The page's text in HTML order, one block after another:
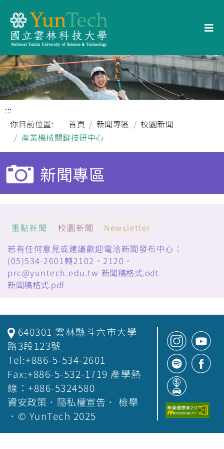
:::
你目前位置:
首頁 新聞專區
校園新聞
產業機械關鍵技研中心
新聞專區
重點新聞 校園新聞
Newsletter
若有任何意見或建議歡迎電洽新聞發布中心：
(05)534-2601轉2102、2120．
prc@yuntech.edu.tw 新聞稿格式.odt
新聞稿格式.pdf
640301 雲林縣斗六市大學
路3段123號
Tel:+886-5-534-2601
Fax:+886-5-532-1719 產學熱
線：+886-5324580
資安政策 ． 隱私權宣告 ． 檢舉
．© YunTech 2025